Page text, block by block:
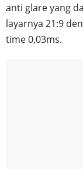
anti glare yang
layarnya 21:9
time 0,03ms.